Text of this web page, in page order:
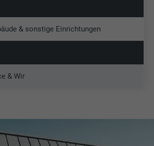
& sonstige Einrichtungen
& Wir